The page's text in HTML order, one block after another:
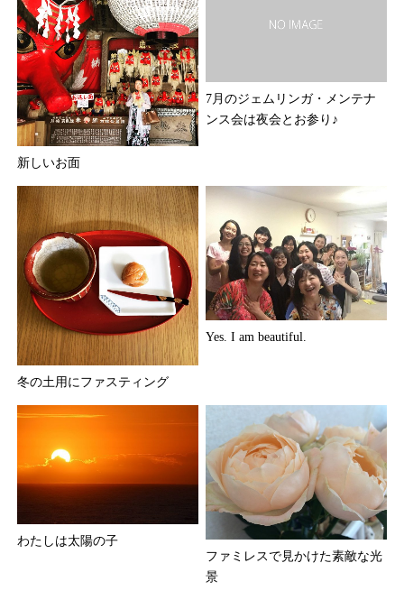
新しいお面
7月のジェムリンガ・メンテナ
ンス会は夜会とお参り♪
冬の土用にファスティング
Yes. I am beautiful.
わたしは太陽の子
ファミレスで見かけた素敵な光
景